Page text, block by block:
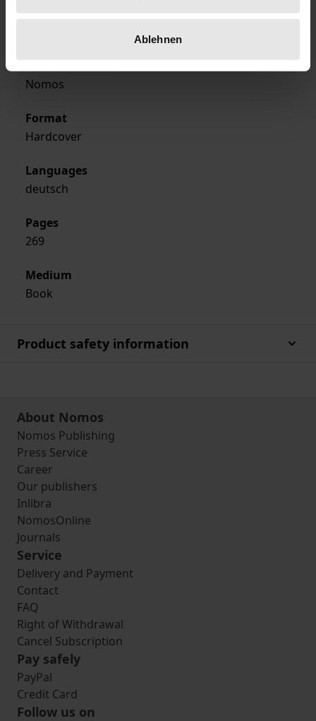
Ablehnen
Year of Publication
Nomos
Format
Hardcover
Languages
deutsch
Pages
269
Medium
Book
Product safety information
About Nomos
Nomos Publishing
Press Service
Career
Our publishers
Inlibra
NomosOnline
Journals
Service
Delivery and Payment
Contact
FAQ
Right of Withdrawal
Cancel Subscription
Pay safely
PayPal
Credit Card
Follow us on